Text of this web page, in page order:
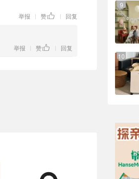
举报 | 赞 | 回复
举报 | 赞 | 回复